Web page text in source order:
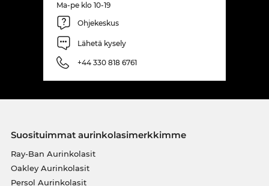
Ma-pe klo 10-19
Ohjekeskus
Lähetä kysely
+44 330 818 6761
Suosituimmat aurinkolasimerkkimme
Ray-Ban Aurinkolasit
Oakley Aurinkolasit
Persol Aurinkolasit